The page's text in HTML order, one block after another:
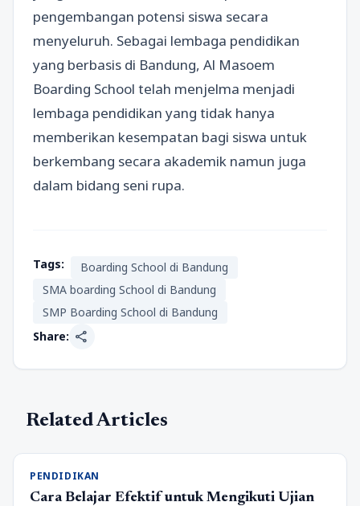
pengembangan potensi siswa secara
menyeluruh. Sebagai lembaga pendidikan
yang berbasis di Bandung, Al Masoem
Boarding School telah menjelma menjadi
lembaga pendidikan yang tidak hanya
memberikan kesempatan bagi siswa untuk
berkembang secara akademik namun juga
dalam bidang seni rupa.
Tags:
Boarding School di Bandung
SMA boarding School di Bandung
SMP Boarding School di Bandung
Share: share
Related Articles
PENDIDIKAN
Cara Belajar Efektif untuk Mengikuti Ujian